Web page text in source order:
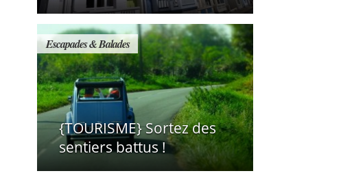
Escapades & Balades
{TOURISME} Sortez des
sentiers battus !